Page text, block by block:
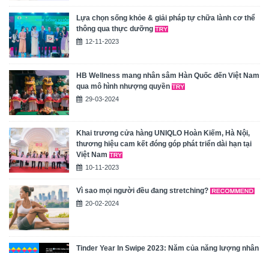
Lựa chọn sống khỏe & giải pháp tự chữa lành cơ thể
thông qua thực dưỡng
12-11-2023
HB Wellness mang nhân sâm Hàn Quốc đến Việt Nam
qua mô hình nhượng quyền
29-03-2024
Khai trương cửa hàng UNIQLO Hoàn Kiếm, Hà Nội,
thương hiệu cam kết đóng góp phát triển dài hạn tại
Việt Nam
10-11-2023
Vì sao mọi người đều đang stretching?
20-02-2024
Tinder Year In Swipe 2023: Năm của năng lượng nhân